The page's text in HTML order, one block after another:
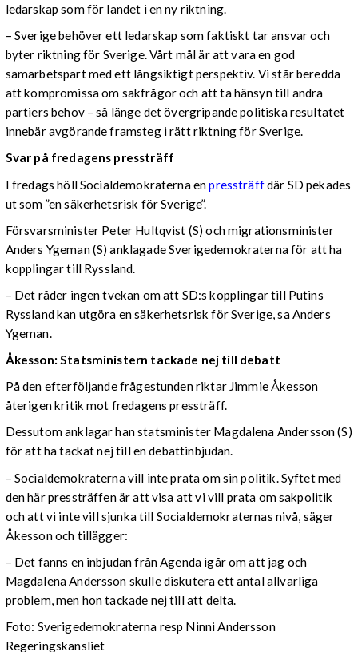
ledarskap som för landet i en ny riktning.
– Sverige behöver ett ledarskap som faktiskt tar ansvar och
byter riktning för Sverige. Vårt mål är att vara en god
samarbetspart med ett långsiktigt perspektiv. Vi står beredda
att kompromissa om sakfrågor och att ta hänsyn till andra
partiers behov – så länge det övergripande politiska resultatet
innebär avgörande framsteg i rätt riktning för Sverige.
Svar på fredagens pressträff
I fredags höll Socialdemokraterna enpressträffdär SD pekades
ut som ”en säkerhetsrisk för Sverige”.
Försvarsminister Peter Hultqvist (S) och migrationsminister
Anders Ygeman (S) anklagade Sverigedemokraterna för att ha
kopplingar till Ryssland.
– Det råder ingen tvekan om att SD:s kopplingar till Putins
Ryssland kan utgöra en säkerhetsrisk för Sverige, sa Anders
Ygeman.
Åkesson: Statsministern tackade nej till debatt
På den efterföljande frågestunden riktar Jimmie Åkesson
återigen kritik mot fredagens pressträff.
Dessutom anklagar han statsminister Magdalena Andersson (S)
för att ha tackat nej till en debattinbjudan.
– Socialdemokraterna vill inte prata om sin politik. Syftet med
den här pressträffen är att visa att vi vill prata om sakpolitik
och att vi inte vill sjunka till Socialdemokraternas nivå, säger
Åkesson och tillägger:
– Det fanns en inbjudan från Agenda igår om att jag och
Magdalena Andersson skulle diskutera ett antal allvarliga
problem, men hon tackade nej till att delta.
Foto: Sverigedemokraterna resp Ninni Andersson
Regeringskansliet